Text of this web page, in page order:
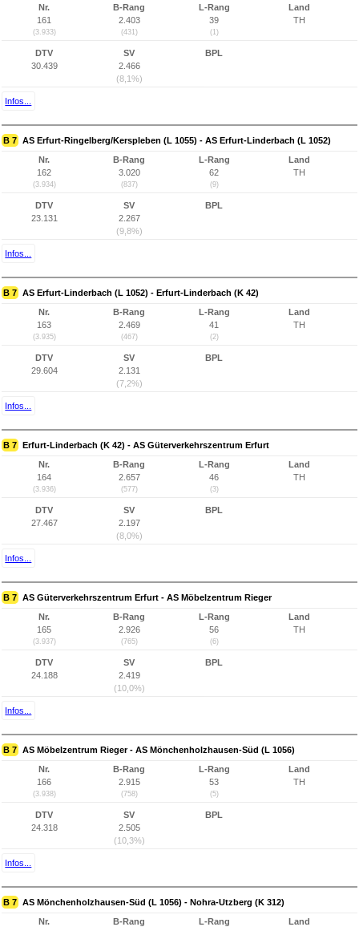
Nr.
161
(3.933)
B-Rang
2.403
(431)
L-Rang
39
(1)
Land
TH
DTV
30.439
SV
2.466
(8,1%)
BPL
Infos...
B 7 AS Erfurt-Ringelberg/Kerspleben (L 1055) - AS Erfurt-Linderbach (L 1052)
Nr.
162
(3.934)
B-Rang
3.020
(837)
L-Rang
62
(9)
Land
TH
DTV
23.131
SV
2.267
(9,8%)
BPL
Infos...
B 7 AS Erfurt-Linderbach (L 1052) - Erfurt-Linderbach (K 42)
Nr.
163
(3.935)
B-Rang
2.469
(467)
L-Rang
41
(2)
Land
TH
DTV
29.604
SV
2.131
(7,2%)
BPL
Infos...
B 7 Erfurt-Linderbach (K 42) - AS Güterverkehrszentrum Erfurt
Nr.
164
(3.936)
B-Rang
2.657
(577)
L-Rang
46
(3)
Land
TH
DTV
27.467
SV
2.197
(8,0%)
BPL
Infos...
B 7 AS Güterverkehrszentrum Erfurt - AS Möbelzentrum Rieger
Nr.
165
(3.937)
B-Rang
2.926
(765)
L-Rang
56
(6)
Land
TH
DTV
24.188
SV
2.419
(10,0%)
BPL
Infos...
B 7 AS Möbelzentrum Rieger - AS Mönchenholzhausen-Süd (L 1056)
Nr.
166
(3.938)
B-Rang
2.915
(758)
L-Rang
53
(5)
Land
TH
DTV
24.318
SV
2.505
(10,3%)
BPL
Infos...
B 7 AS Mönchenholzhausen-Süd (L 1056) - Nohra-Utzberg (K 312)
Nr.
B-Rang
L-Rang
Land